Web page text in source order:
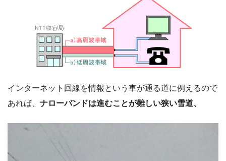
インターネット回線を情報という車が通る道に例えるので
あれば、 ナローバンドは進むことが難しい狭い雪道、